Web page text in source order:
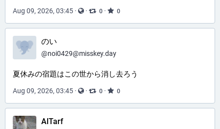
Aug 09, 2026, 03:45 · · 0 · 0
のい
@noi0429@misskey.day
夏休みの宿題はこの世から消し去ろう
Aug 09, 2026, 03:45 · · 0 · 0
AlTarf